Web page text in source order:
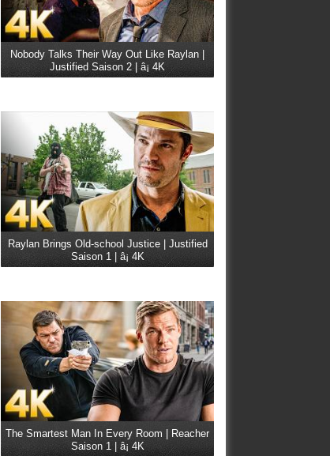
Nobody Talks Their Way Out Like Raylan |
Justified Saison 2 | â¡ 4K
Raylan Brings Old-school Justice | Justified
Saison 1 | â¡ 4K
The Smartest Man In Every Room | Reacher
Saison 1 | â¡ 4K